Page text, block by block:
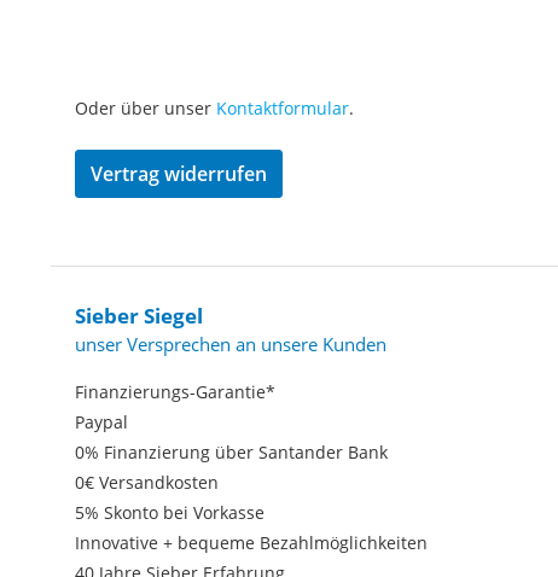
Oder über unser Kontaktformular.
Vertrag widerrufen
Sieber Siegel
unser Versprechen an unsere Kunden
Finanzierungs-Garantie*
Paypal
0% Finanzierung über Santander Bank
0€ Versandkosten
5% Skonto bei Vorkasse
Innovative + bequeme Bezahlmöglichkeiten